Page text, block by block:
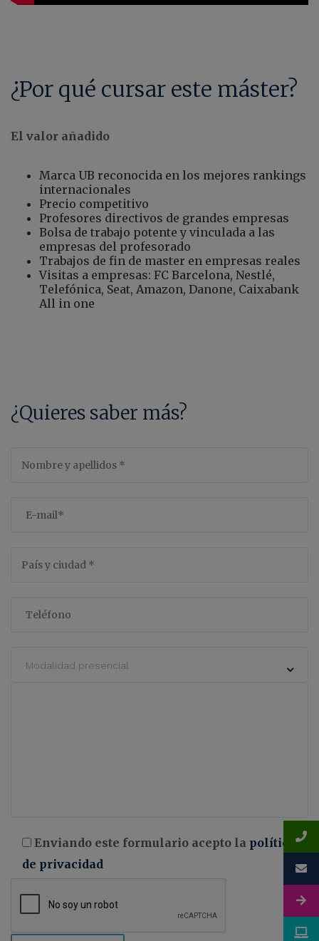
¿Por qué cursar este máster?
El valor añadido
Marca UB reconocida en los mejores rankings
internacionales
Precio competitivo
Profesores directivos de grandes empresas
Bolsa de trabajo potente y vinculada a las
empresas del profesorado
Trabajos de fin de master en empresas reales
Visitas a empresas: FC Barcelona, Nestlé,
Telefónica, Seat, Amazon, Danone, Caixabank
All in one
¿Quieres saber más?
Modalidad presencial
Enviando este formulario acepto la política
de privacidad